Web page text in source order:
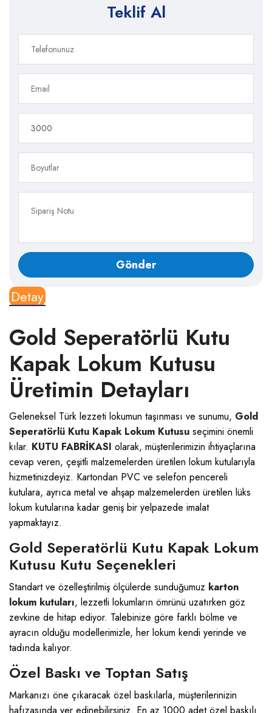
Teklif Al
Detay
Gold Seperatörlü Kutu
Kapak Lokum Kutusu
Üretimin Detayları
Geleneksel Türk lezzeti lokumun taşınması ve sunumu, Gold
Seperatörlü Kutu Kapak Lokum Kutusu seçimini önemli
kılar. KUTU FABRİKASI olarak, müşterilerimizin ihtiyaçlarına
cevap veren, çeşitli malzemelerden üretilen lokum kutularıyla
hizmetinizdeyiz. Kartondan PVC ve selefon pencereli
kutulara, ayrıca metal ve ahşap malzemelerden üretilen lüks
lokum kutularına kadar geniş bir yelpazede imalat
yapmaktayız.
Gold Seperatörlü Kutu Kapak Lokum
Kutusu Kutu Seçenekleri
Standart ve özelleştirilmiş ölçülerde sunduğumuz karton
lokum kutuları, lezzetli lokumların ömrünü uzatırken göz
zevkine de hitap ediyor. Talebinize göre farklı bölme ve
ayracın olduğu modellerimizle, her lokum kendi yerinde ve
tadında kalıyor.
Özel Baskı ve Toptan Satış
Markanızı öne çıkaracak özel baskılarla, müşterilerinizin